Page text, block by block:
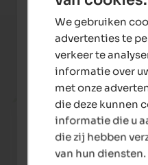
Huidige
We gebruiken
advertenties te
verkeer te
informatie over
met onze
die deze kunnen
informatie die u
die zij hebben
van hun diensten.